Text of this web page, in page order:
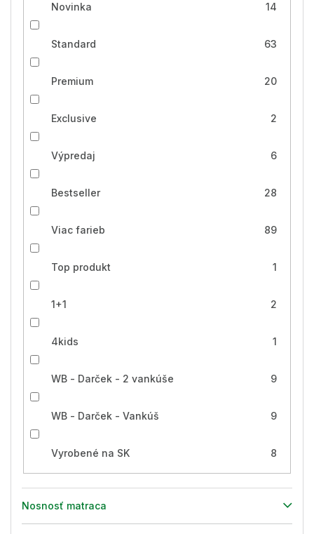
Novinka 14
Standard 63
Premium 20
Exclusive 2
Výpredaj 6
Bestseller 28
Viac farieb 89
Top produkt 1
1+1 2
4kids 1
WB - Darček - 2 vankúše 9
WB - Darček - Vankúš 9
Vyrobené na SK 8
Nosnosť matraca